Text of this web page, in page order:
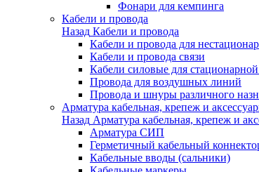
Фонари для кемпинга
Кабели и провода
Назад Кабели и провода
Кабели и провода для
Кабели и провода связи
Кабели силовые для
Провода для воздушных линий
Провода и шнуры различного
Арматура кабельная, крепеж и
Назад Арматура кабельная, крепеж и
Арматура СИП
Герметичный кабельный
Кабельные вводы (сальники)